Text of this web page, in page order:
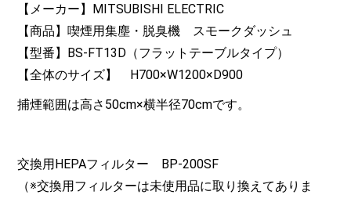
【メーカー】MITSUBISHI ELECTRIC
【商品】喫煙用集塵・脱臭機 スモークダッシュ
【型番】BS-FT13D（フラットテーブルタイプ）
【全体のサイズ】 H700×W1200×D900
捕煙範囲は高さ50cm×横半径70cmです。
交換用HEPAフィルター BP-200SF
（※交換用フィルターは未使用品に取り換えてありま